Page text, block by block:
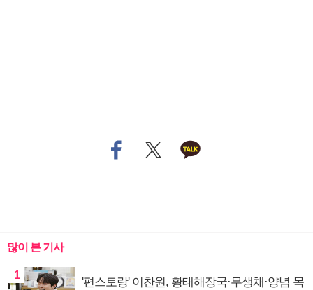
많이 본 기사
1
'편스토랑' 이찬원, 황태해장국·무생채·양념 목